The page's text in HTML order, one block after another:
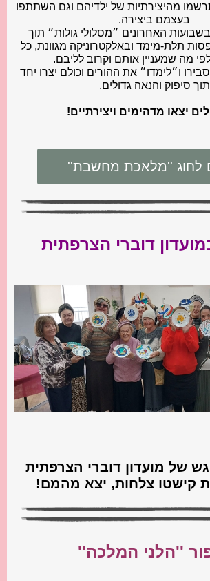
מהיצירתיות של ילדיהם וגם השתתפו
בעצמם ביצירה.
האחרונים ״מסלולי גולות״ תוך
תלת-מימד ובאלקטרוניקה מגוונת, כל
לפי מה שמעניין אותם וקרוב לליבם.
ו״לימדו״ את ההורים וכולם יצרו יחד
תוך סיפוק והנאה גדולים.
יצאו מדהימים ויצירתיים!
לחוג ''מלאכת מחשבת''
דוברי הצרפתית
של מועדון דוברי הצרפתית
קישטו צלחות, יצא מהמם!
''הלני המלכה''